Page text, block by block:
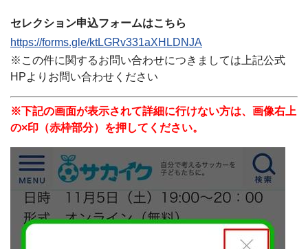
セレクション申込フォームはこちら
https://forms.gle/ktLGRv331aXHLDNJA
※この件に関するお問い合わせにつきましては上記公式
HPよりお問い合わせください
※下記の画面が表示されて詳細に行けない方は、画像右上
の×印（赤枠部分）を押してください。